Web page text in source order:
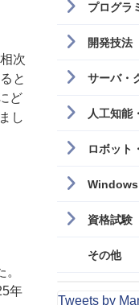
次
と
ど
し
年
プログラ
開発技法
サーバ・
人工知能
ロボット
Windows
資格試験
その他
Tweets by